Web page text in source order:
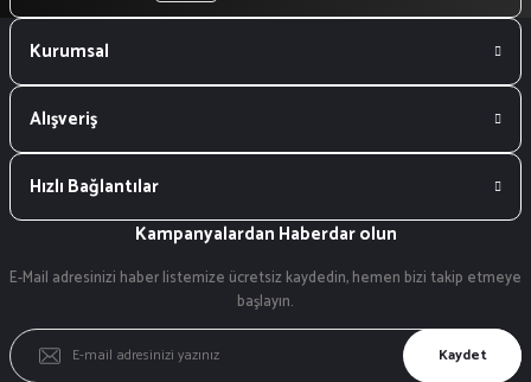
Kurumsal
Alışveriş
Hızlı Bağlantılar
Kampanyalardan Haberdar olun
E-Mail adresinizi haber listemize ücretsiz kaydedin, hemen bizi takip etmeye
başlayın.
Kaydet